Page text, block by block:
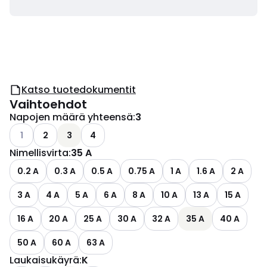
Katso tuotedokumentit
Vaihtoehdot
Napojen määrä yhteensä:3
Katso käytettävissä olevat vaihtoehdot
1 2 3 4
Nimellisvirta:35 A
0.2 A 0.3 A 0.5 A 0.75 A 1 A 1.6 A
2 A
3 A
4 A 5 A 6 A 8 A 10 A 13 A
15 A
16 A
20 A 25 A 30 A 32 A 35 A
40 A
50 A
60 A 63 A
Laukaisukäyrä:K